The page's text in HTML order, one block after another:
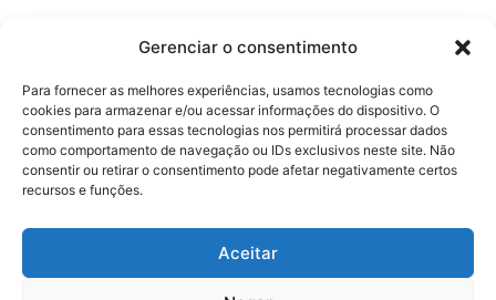
Gerenciar o consentimento
Para fornecer as melhores experiências, usamos tecnologias como
cookies para armazenar e/ou acessar informações do dispositivo. O
consentimento para essas tecnologias nos permitirá processar dados
como comportamento de navegação ou IDs exclusivos neste site. Não
consentir ou retirar o consentimento pode afetar negativamente certos
recursos e funções.
Aceitar
No posts to display